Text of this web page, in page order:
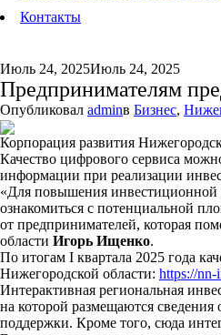
Контакты
Июль 24, 2025Июль 24, 2025
Предпринимателям
Опубликовал adminв Бизнес,
Корпорация развития
Качество цифрового сервиса
информации при реализации
«Для повышения инвестиционной
ознакомиться с потенциальной
от предпринимателей, которая
области Игорь Ищенко.
По итогам I квартала 2025 года
Нижегородской области: https://nn-
Интерактивная региональная
на которой размещаются
поддержки. Кроме того, сюда